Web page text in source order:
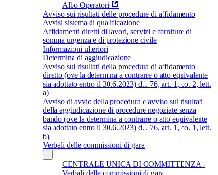
Albo Operatori
Avviso sui risultati delle procedure di affidamento
Avvisi sistema di qualificazione
Affidamenti diretti di lavori, servizi e forniture di
somma urgenza e di protezione civile
Informazioni ulteriori
Determina di aggiudicazione
Avviso sui risultati della procedura di affidamento
diretto (ove la determina a contrarre o atto equivalente
sia adottato entro il 30.6.2023) d.l. 76, art. 1, co. 2, lett.
a)
Avviso di avvio della procedura e avviso sui risultati
della aggiudicazione di procedure negoziate senza
bando (ove la determina a contrarre o atto equivalente
sia adottato entro il 30.6.2023) d.l. 76, art. 1, co. 1, lett.
b)
Verbali delle commissioni di gara
CENTRALE UNICA DI COMMITTENZA -
Verbali delle commissioni di gara